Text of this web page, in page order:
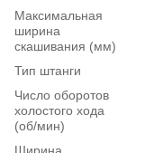
Максимальная
ширина
скашивания (мм)
Тип штанги
Число оборотов
холостого хода
(об/мин)